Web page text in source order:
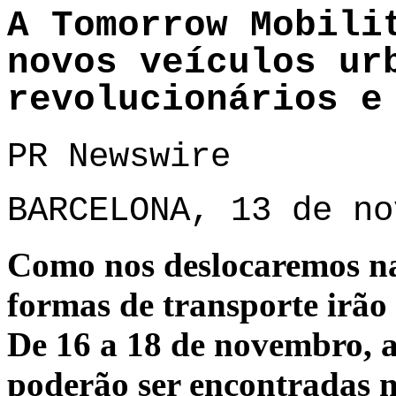
A Tomorrow
novos veículos
revolucionários
PR Newswire
BARCELONA, 13 de
Como nos deslocaremos
formas de transporte
De 16 a 18 de novembro,
poderão ser encontradas